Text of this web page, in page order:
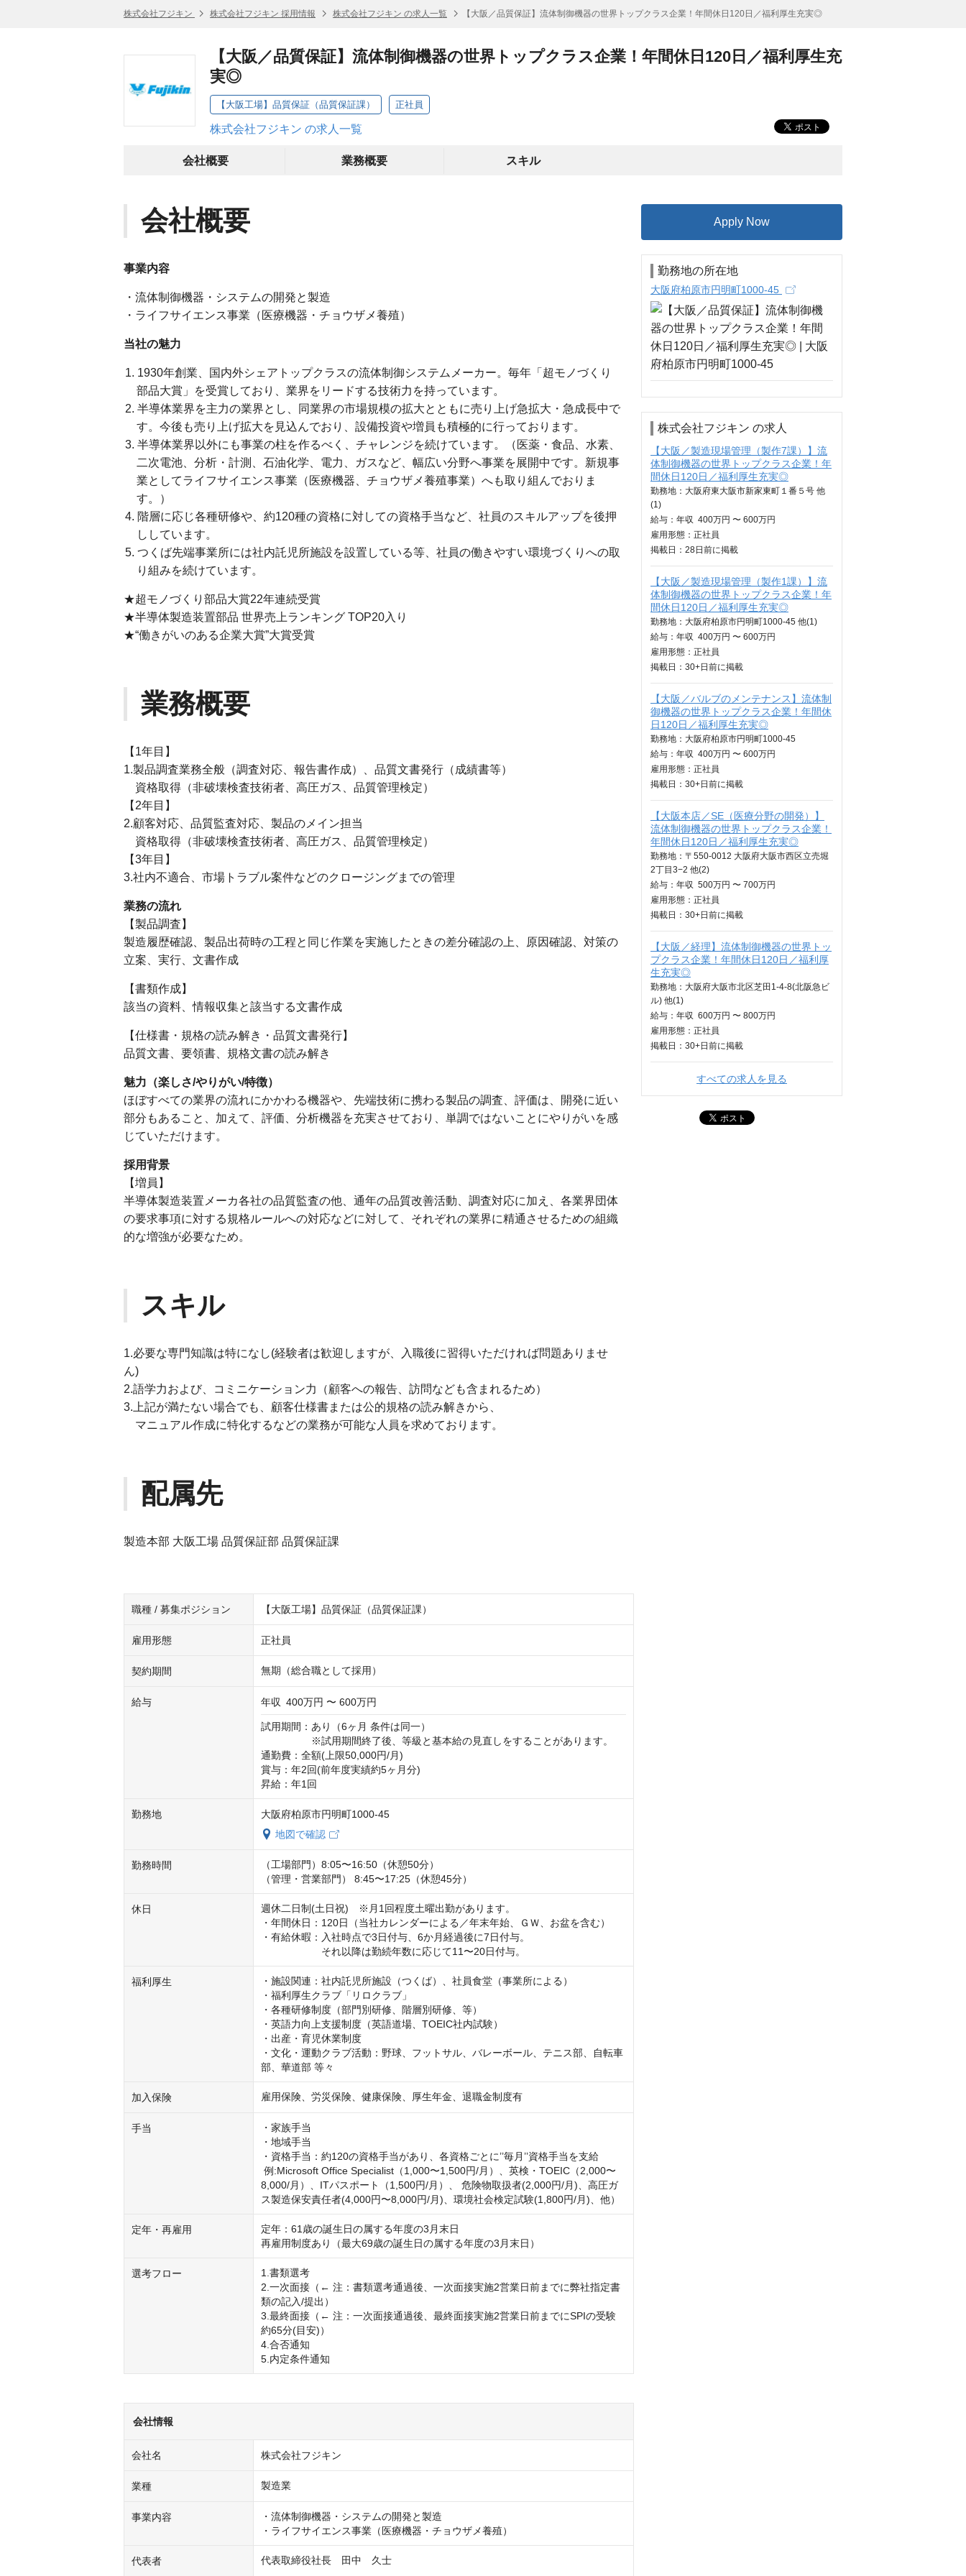
株式会社フジキン 株式会社フジキン 採用情報 株式会社フジキン の求人一覧 【大阪／品質保証】流体制御機器の世界トップクラス企業！年間休日120日／福利厚生充実◎
【大阪／品質保証】流体制御機器の世界トップクラス企業！年間休日120日／福利厚生充
実◎
【大阪工場】品質保証（品質保証課） 正社員
株式会社フジキン の求人一覧
会社概要 業務概要 スキル
会社概要
事業内容
・流体制御機器・システムの開発と製造
・ライフサイエンス事業（医療機器・チョウザメ養殖）
当社の魅力
1930年創業、国内外シェアトップクラスの流体制御システムメーカー。毎年「超モノづくり
部品大賞」を受賞しており、業界をリードする技術力を持っています。
半導体業界を主力の業界とし、同業界の市場規模の拡大とともに売り上げ急拡大・急成長中で
す。今後も売り上げ拡大を見込んでおり、設備投資や増員も積極的に行っております。
半導体業界以外にも事業の柱を作るべく、チャレンジを続けています。（医薬・食品、水素、
二次電池、分析・計測、石油化学、電力、ガスなど、幅広い分野へ事業を展開中です。新規事
業としてライフサイエンス事業（医療機器、チョウザメ養殖事業）へも取り組んでおりま
す。）
階層に応じ各種研修や、約120種の資格に対しての資格手当など、社員のスキルアップを後押
ししています。
つくば先端事業所には社内託児所施設を設置している等、社員の働きやすい環境づくりへの取
り組みを続けています。
★超モノづくり部品大賞22年連続受賞
★半導体製造装置部品 世界売上ランキング TOP20入り
★“働きがいのある企業大賞”大賞受賞
業務概要
【1年目】
1.製品調査業務全般（調査対応、報告書作成）、品質文書発行（成績書等）
資格取得（非破壊検査技術者、高圧ガス、品質管理検定）
【2年目】
2.顧客対応、品質監査対応、製品のメイン担当
資格取得（非破壊検査技術者、高圧ガス、品質管理検定）
【3年目】
3.社内不適合、市場トラブル案件などのクロージングまでの管理
業務の流れ
【製品調査】
製造履歴確認、製品出荷時の工程と同じ作業を実施したときの差分確認の上、原因確認、対策の
立案、実行、文書作成
【書類作成】
該当の資料、情報収集と該当する文書作成
【仕様書・規格の読み解き・品質文書発行】
品質文書、要領書、規格文書の読み解き
魅力（楽しさ/やりがい/特徴）
ほぼすべての業界の流れにかかわる機器や、先端技術に携わる製品の調査、評価は、開発に近い
部分もあること、加えて、評価、分析機器を充実させており、単調ではないことにやりがいを感
じていただけます。
採用背景
【増員】
半導体製造装置メーカ各社の品質監査の他、通年の品質改善活動、調査対応に加え、各業界団体
の要求事項に対する規格ルールへの対応などに対して、それぞれの業界に精通させるための組織
的な増強が必要なため。
スキル
1.必要な専門知識は特になし(経験者は歓迎しますが、入職後に習得いただければ問題ありませ
ん)
2.語学力および、コミニケーション力（顧客への報告、訪問なども含まれるため）
3.上記が満たない場合でも、顧客仕様書または公的規格の読み解きから、
マニュアル作成に特化するなどの業務が可能な人員を求めております。
配属先
製造本部 大阪工場 品質保証部 品質保証課
職種 / 募集ポジション 【大阪工場】品質保証（品質保証課）
雇用形態 正社員
契約期間 無期（総合職として採用）
給与 年収 400万円 〜 600万円
試用期間：あり（6ヶ月 条件は同一）
※試用期間終了後、等級と基本給の見直しをすることがあります。
通勤費：全額(上限50,000円/月)
賞与：年2回(前年度実績約5ヶ月分)
昇給：年1回
勤務地
大阪府柏原市円明町1000-45
地図で確認
勤務時間
（工場部門）8:05〜16:50（休憩50分）
（管理・営業部門） 8:45〜17:25（休憩45分）
休日
週休二日制(土日祝)　※月1回程度土曜出勤があります。
・年間休日：120日（当社カレンダーによる／年末年始、ＧＷ、お盆を含む）
・有給休暇：入社時点で3日付与、6か月経過後に7日付与。
それ以降は勤続年数に応じて11〜20日付与。
福利厚生
・施設関連：社内託児所施設（つくば）、社員食堂（事業所による）
・福利厚生クラブ「リロクラブ」
・各種研修制度（部門別研修、階層別研修、等）
・英語力向上支援制度（英語道場、TOEIC社内試験）
・出産・育児休業制度
・文化・運動クラブ活動：野球、フットサル、バレーボール、テニス部、自転車
部、華道部 等々
加入保険 雇用保険、労災保険、健康保険、厚生年金、退職金制度有
手当
・家族手当
・地域手当
・資格手当：約120の資格手当があり、各資格ごとに’’毎月’’資格手当を支給
8,000/月）、ITパスポート（1,500円/月）、 危険物取扱者(2,000円/月)、高圧ガ
ス製造保安責任者(4,000円〜8,000円/月)、環境社会検定試験(1,800円/月)、他）
定年・再雇用
定年：61歳の誕生日の属する年度の3月末日
再雇用制度あり（最大69歳の誕生日の属する年度の3月末日）
選考フロー
1.書類選考
2.一次面接（← 注：書類選考通過後、一次面接実施2営業日前までに弊社指定書
類の記入/提出）
3.最終面接（← 注：一次面接通過後、最終面接実施2営業日前までにSPIの受験
約65分(目安)）
4.合否通知
5.内定条件通知
会社情報
会社名 株式会社フジキン
業種 製造業
事業内容
・流体制御機器・システムの開発と製造
・ライフサイエンス事業（医療機器・チョウザメ養殖）
代表者 代表取締役社長　田中　久士
Apply Now
勤務地の所在地
大阪府柏原市円明町1000-45
株式会社フジキン の求人
【大阪／製造現場管理（製作7課）】流
体制御機器の世界トップクラス企業！年
間休日120日／福利厚生充実◎
勤務地：大阪府東大阪市新家東町１番５号 他
(1)
給与： 年収 400万円 〜 600万円
雇用形態：正社員
掲載日： 28日 前に掲載
【大阪／製造現場管理（製作1課）】流
体制御機器の世界トップクラス企業！年
間休日120日／福利厚生充実◎
勤務地：大阪府柏原市円明町1000-45 他(1)
給与： 年収 400万円 〜 600万円
雇用形態：正社員
掲載日： 30+日 前に掲載
【大阪／バルブのメンテナンス】流体制
御機器の世界トップクラス企業！年間休
日120日／福利厚生充実◎
勤務地：大阪府柏原市円明町1000-45
給与： 年収 400万円 〜 600万円
雇用形態：正社員
掲載日： 30+日 前に掲載
【大阪本店／SE（医療分野の開発）】
流体制御機器の世界トップクラス企業！
年間休日120日／福利厚生充実◎
勤務地：〒550-0012 大阪府大阪市西区立売堀
2丁目3−2 他(2)
給与： 年収 500万円 〜 700万円
雇用形態：正社員
掲載日： 30+日 前に掲載
【大阪／経理】流体制御機器の世界トッ
プクラス企業！年間休日120日／福利厚
生充実◎
勤務地：大阪府大阪市北区芝田1-4-8(北阪急ビ
ル) 他(1)
給与： 年収 600万円 〜 800万円
雇用形態：正社員
掲載日： 30+日 前に掲載
すべての求人を見る